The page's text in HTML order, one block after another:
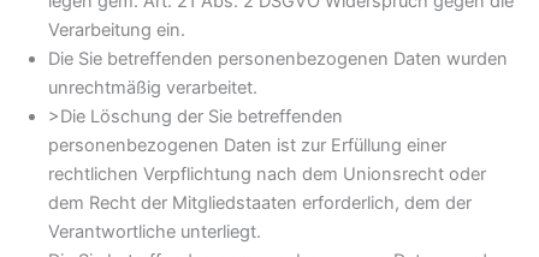
Verarbeitung ein.
Die Sie betreffenden personenbezogenen Daten wurden
unrechtmäßig verarbeitet.
>Die Löschung der Sie betreffenden
personenbezogenen Daten ist zur Erfüllung einer
rechtlichen Verpflichtung nach dem Unionsrecht oder
dem Recht der Mitgliedstaaten erforderlich, dem der
Verantwortliche unterliegt.